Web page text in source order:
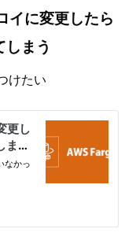
イに変更したら
まう
けたい